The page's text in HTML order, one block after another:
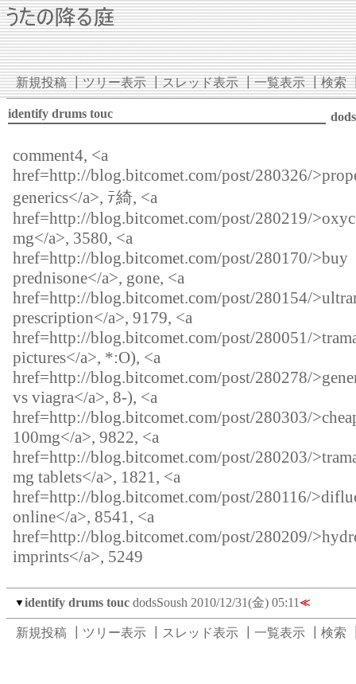
新規投稿┃ツリー表示┃スレッド表示┃一覧表示┃検索
identify drums touc
comment4, <a
href=http://blog.bitcomet.com/post/280326/
generics</a>, ﾃ綺, <a
href=http://blog.bitcomet.com/post/280219/
mg</a>, 3580, <a
href=http://blog.bitcomet.com/post/280170/>buy
prednisone</a>, gone, <a
href=http://blog.bitcomet.com/post/280154/
prescription</a>, 9179, <a
href=http://blog.bitcomet.com/post/280051/
pictures</a>, *:O), <a
href=http://blog.bitcomet.com/post/280278/
vs viagra</a>, 8-), <a
href=http://blog.bitcomet.com/post/280303/
100mg</a>, 9822, <a
href=http://blog.bitcomet.com/post/280203/
mg tablets</a>, 1821, <a
href=http://blog.bitcomet.com/post/280116/
online</a>, 8541, <a
href=http://blog.bitcomet.com/post/280209/
imprints</a>, 5249
▼ identify drums touc dodsSoush 2010/12/31(金) 05:11 ≪
新規投稿 ツリー表示 スレッド表示 一覧表示 検索